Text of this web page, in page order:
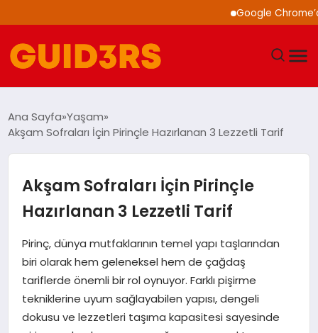
Google Chrome’a
YAŞAM
TEKNOLOJI
SPOR
SAĞLIK
EKONOMI
MAGAZIN
Ana Sayfa Yaşam
Akşam Sofraları İçin Pirinçle Hazırlanan 3 Lezzetli Tarif
Akşam Sofraları İçin Pirinçle
Hazırlanan 3 Lezzetli Tarif
Pirinç, dünya mutfaklarının temel yapı taşlarından
biri olarak hem geleneksel hem de çağdaş
tariflerde önemli bir rol oynuyor. Farklı pişirme
tekniklerine uyum sağlayabilen yapısı, dengeli
dokusu ve lezzetleri taşıma kapasitesi sayesinde